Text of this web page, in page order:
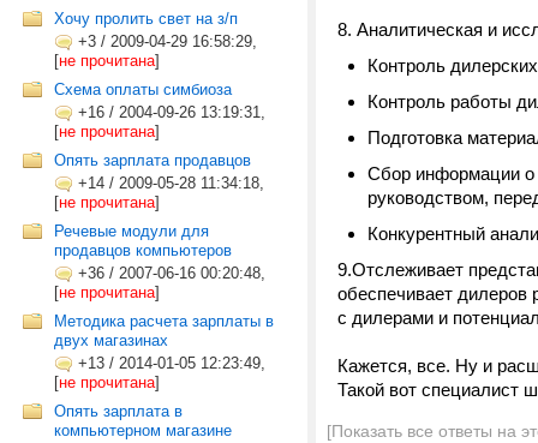
Хочу пролить свет на з/п
+3 / 2009-04-29 16:58:29,
[не прочитана]
Схема оплаты симбиоза
+16 / 2004-09-26 13:19:31,
[не прочитана]
Опять зарплата продавцов
+14 / 2009-05-28 11:34:18,
[не прочитана]
Речевые модули для
продавцов компьютеров
+36 / 2007-06-16 00:20:48,
[не прочитана]
Методика расчета зарплаты в
двух магазинах
+13 / 2014-01-05 12:23:49,
[не прочитана]
Опять зарплата в
компьютерном магазине
8. Аналитическая и
Контроль
Контроль работы
Подготовка
Сбор информации о
руководством,
Конкурентный
9.Отслеживает
обеспечивает дилеров
с дилерами и
Кажется, все. Ну и
Такой вот специалист
[Показать все ответы на